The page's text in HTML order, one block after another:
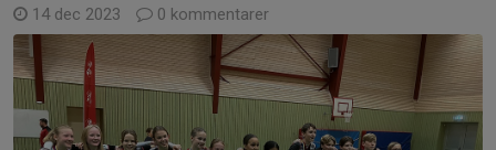
14 dec 2023 0 kommentarer